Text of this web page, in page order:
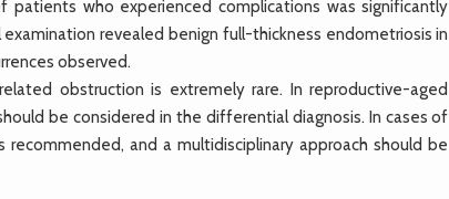
who experienced complications was significantly
revealed benign full-thickness endometriosis in
observed.
obstruction is extremely rare. In reproductive-aged
be considered in the differential diagnosis. In cases of
and a multidisciplinary approach should be